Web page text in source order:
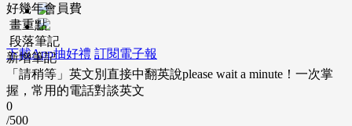
下載App抽好禮 訂閱電子報
好幾年會員費
畫重點
段落筆記
新增筆記
「請稍等」英文別直接中翻英說please wait a minute！一次掌
握，常用的電話對談英文
0
/500